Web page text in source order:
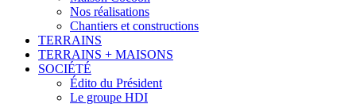
Nos réalisations
Chantiers et constructions
TERRAINS
TERRAINS + MAISONS
SOCIÉTÉ
Édito du Président
Le groupe HDI